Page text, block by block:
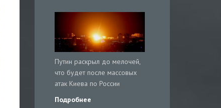
Путин раскрыл до мелочей,
что будет после массовых
атак Киева по России
Подробнее